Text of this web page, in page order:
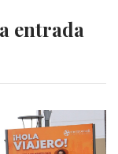
entrada